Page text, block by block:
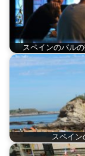
スペインのバル
スペイン